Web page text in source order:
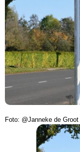
Foto: @Janneke de Groot